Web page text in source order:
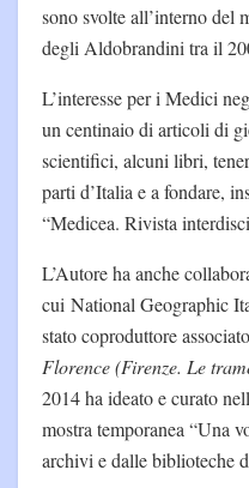
sono svolte all’interno del
degli Aldobrandini tra il
L’interesse per i Medici
un centinaio di articoli di
scientifici, alcuni libri,
parti d’Italia e a fondare,
“Medicea. Rivista
L’Autore ha anche
cui National Geographic
stato coproduttore
Florence (Firenze. Le
2014 ha ideato e curato
mostra temporanea “Una
archivi e dalle biblioteche